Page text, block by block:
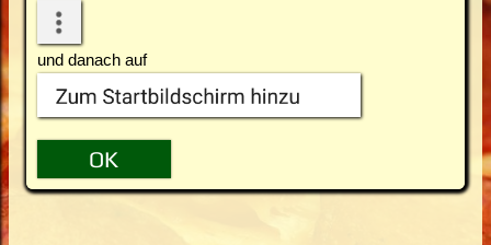
und danach auf